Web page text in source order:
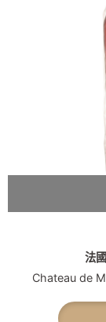
法
Chateau de